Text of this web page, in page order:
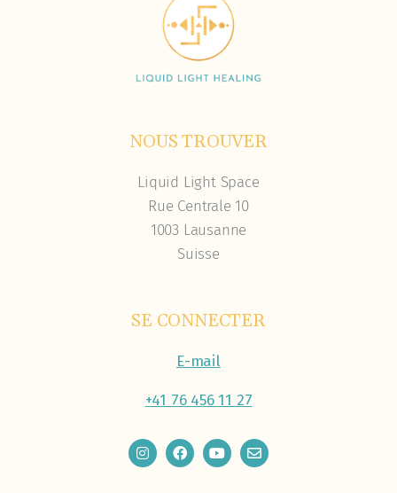
NOUS TROUVER
Liquid Light Space
Rue Centrale 10
1003 Lausanne
Suisse
SE CONNECTER
E-mail
+41 76 456 11 27